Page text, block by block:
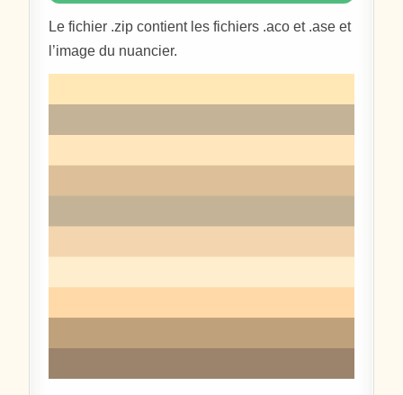
Le fichier .zip contient les fichiers .aco et .ase et
l’image du nuancier.